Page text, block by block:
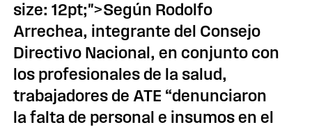
size: 12pt;">Según Rodolfo
Arrechea, integrante del Consejo
Directivo Nacional, en conjunto con
los profesionales de la salud,
trabajadores de ATE “denunciaron
la falta de personal e insumos en el